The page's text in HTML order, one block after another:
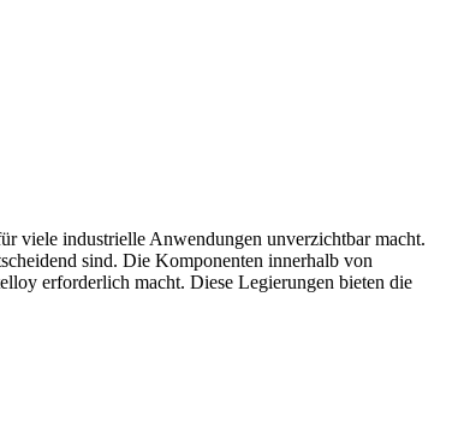
viele industrielle Anwendungen unverzichtbar macht.
sind. Die Komponenten innerhalb von
erforderlich macht. Diese Legierungen bieten die